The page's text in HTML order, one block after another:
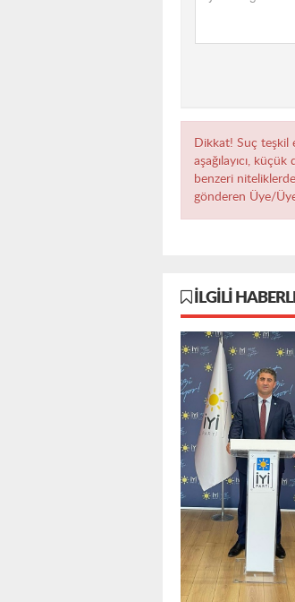
Dikkat! Suç teşkil
aşağılayıcı,
benzeri
gönderen Üye/
İLGILI